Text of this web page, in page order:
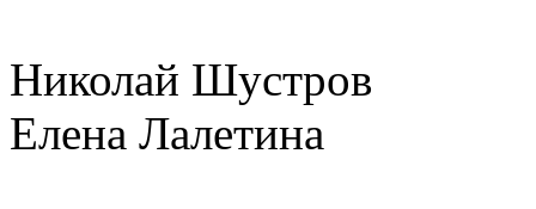
Николай Шустров
Елена Лалетина